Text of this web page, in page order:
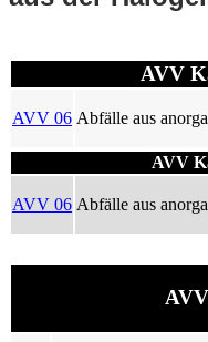
AVV
AVV 06 Abfälle aus
AVV
AVV 06 Abfälle aus